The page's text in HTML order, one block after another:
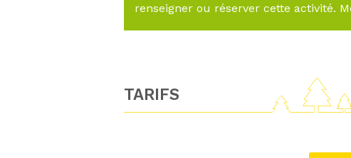
renseigner ou réserver cette activité.
TARIFS